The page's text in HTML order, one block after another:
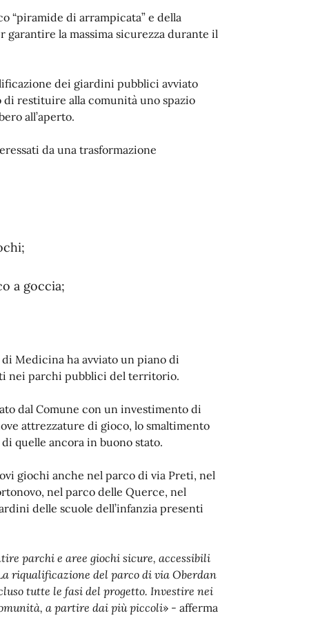
“piramide di arrampicata” e della
la massima sicurezza durante il
dei giardini pubblici avviato
di restituire alla comunità uno spazio
all’aperto.
da una trasformazione
a goccia;
Medicina ha avviato un piano di
nei parchi pubblici del territorio.
dal Comune con un investimento di
attrezzature di gioco, lo smaltimento
quelle ancora in buono stato.
giochi anche nel parco di via Preti, nel
nel parco delle Querce, nel
delle scuole dell’infanzia presenti
parchi e aree giochi sicure, accessibili
riqualificazione del parco di via Oberdan
tutte le fasi del progetto. Investire nei
a partire dai più piccoli» - afferma